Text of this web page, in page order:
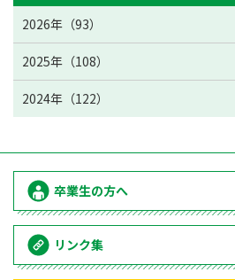
2026年（93）
2025年（108）
2024年（122）
卒業生の方へ
リンク集